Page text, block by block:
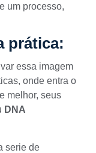
um processo,
prática:
essa imagem
, onde entra o
melhor, seus
DNA
serie de